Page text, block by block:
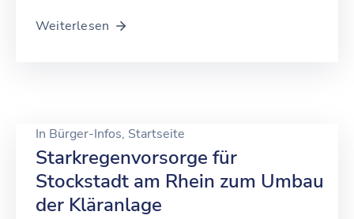
Weiterlesen
In Bürger-Infos‚ Startseite
Starkregenvorsorge für
Stockstadt am Rhein zum Umbau
der Kläranlage